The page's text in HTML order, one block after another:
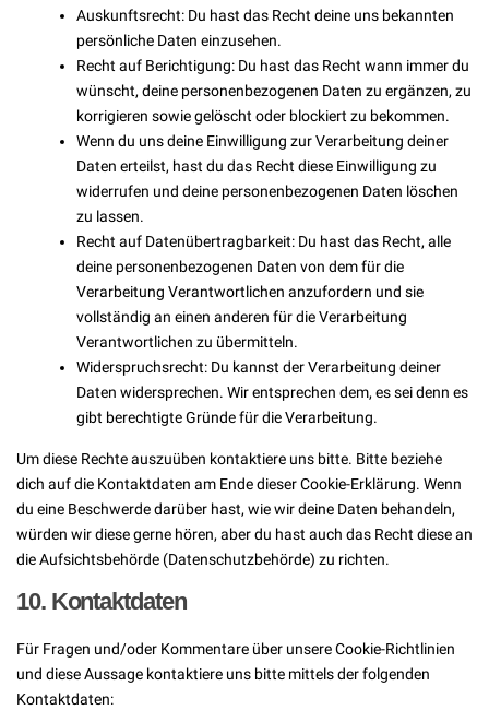
Auskunftsrecht: Du hast das Recht deine uns bekannten
persönliche Daten einzusehen.
Recht auf Berichtigung: Du hast das Recht wann immer du
wünscht, deine personenbezogenen Daten zu ergänzen, zu
korrigieren sowie gelöscht oder blockiert zu bekommen.
Wenn du uns deine Einwilligung zur Verarbeitung deiner
Daten erteilst, hast du das Recht diese Einwilligung zu
widerrufen und deine personenbezogenen Daten löschen
zu lassen.
Recht auf Datenübertragbarkeit: Du hast das Recht, alle
deine personenbezogenen Daten von dem für die
Verarbeitung Verantwortlichen anzufordern und sie
vollständig an einen anderen für die Verarbeitung
Verantwortlichen zu übermitteln.
Widerspruchsrecht: Du kannst der Verarbeitung deiner
Daten widersprechen. Wir entsprechen dem, es sei denn es
gibt berechtigte Gründe für die Verarbeitung.
Um diese Rechte auszuüben kontaktiere uns bitte. Bitte beziehe
dich auf die Kontaktdaten am Ende dieser Cookie-Erklärung. Wenn
du eine Beschwerde darüber hast, wie wir deine Daten behandeln,
würden wir diese gerne hören, aber du hast auch das Recht diese an
die Aufsichtsbehörde (Datenschutzbehörde) zu richten.
10. Kontaktdaten
Für Fragen und/oder Kommentare über unsere Cookie-Richtlinien
und diese Aussage kontaktiere uns bitte mittels der folgenden
Kontaktdaten: